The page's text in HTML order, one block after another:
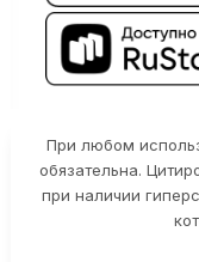
При любом
обязательна.
при наличии